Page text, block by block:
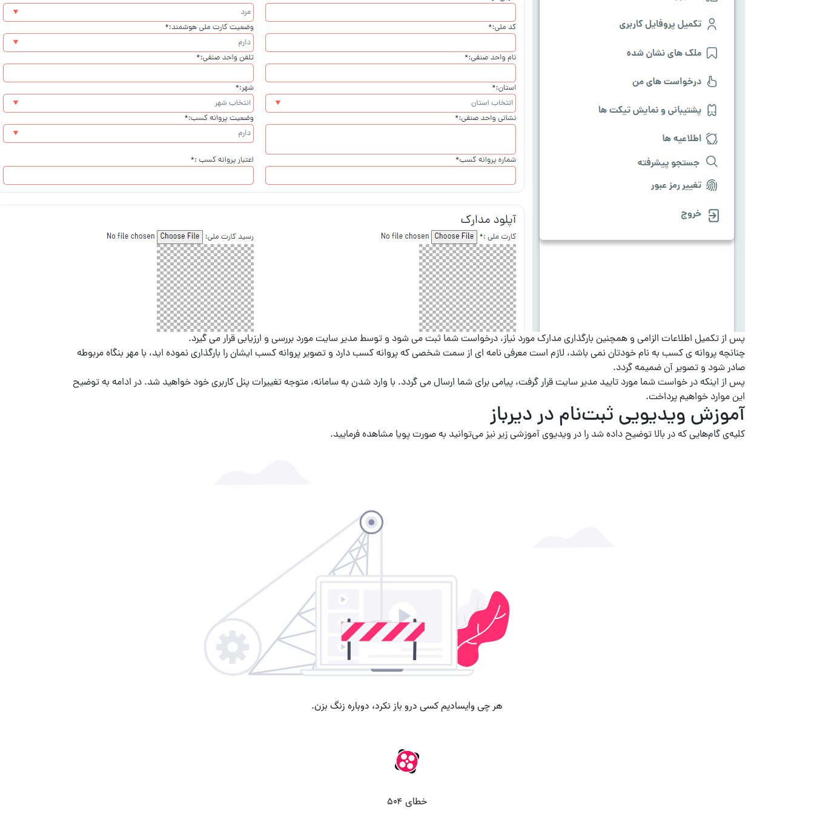
پس از تکمیل اطلاعات الزامی و همچنین بارگذاری مدارک مورد نیاز، درخواست شما ثبت می شود و توسط مدیر سایت مورد بررسی و ارزیابی قرار می گیرد.
چنانچه پروانه ی کسب به نام خودتان نمی باشد، لازم است معرفی نامه ای از سمت شخصی که پروانه کسب دارد و تصویر پروانه کسب ایشان را بارگذاری نموده اید، با مهر بنگاه مربوطه
صادر شود و تصویر آن ضمیمه گردد.
پس از اینکه در خواست شما مورد تایید مدیر سایت قرار گرفت، پیامی برای شما ارسال می گردد. با وارد شدن به سامانه، متوجه تغییرات پنل کاربری خود خواهید شد. در ادامه به توضیح
این موارد خواهیم پرداخت.
آموزش ویدیویی ثبت‌نام در دیرباز
کلیه‌ی گام‌هایی که در بالا توضیح داده شد را در ویدیوی آموزشی زیر نیز می‌توانید به صورت پویا مشاهده فرمایید.